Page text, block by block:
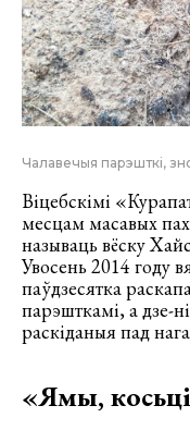
Чалавечыя парэшткі,
Віцебскімі
месцам масавых
называць вёску
Увосень 2014 году
паўдзесятка
парэшткамі, а дзе-
раскіданыя пад
«Ямы,